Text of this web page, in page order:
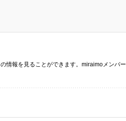
情報を見ることができます。miraimoメンバー